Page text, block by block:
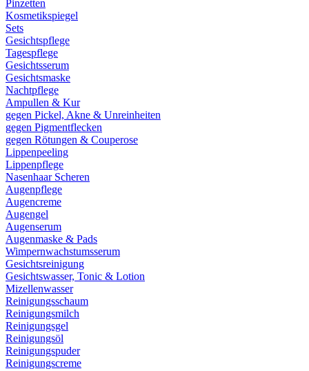
Pinzetten
Kosmetikspiegel
Sets
Gesichtspflege
Tagespflege
Gesichtsserum
Gesichtsmaske
Nachtpflege
Ampullen & Kur
gegen Pickel, Akne & Unreinheiten
gegen Pigmentflecken
gegen Rötungen & Couperose
Lippenpeeling
Lippenpflege
Nasenhaar Scheren
Augenpflege
Augencreme
Augengel
Augenserum
Augenmaske & Pads
Wimpernwachstumsserum
Gesichtsreinigung
Gesichtswasser, Tonic & Lotion
Mizellenwasser
Reinigungsschaum
Reinigungsmilch
Reinigungsgel
Reinigungsöl
Reinigungspuder
Reinigungscreme